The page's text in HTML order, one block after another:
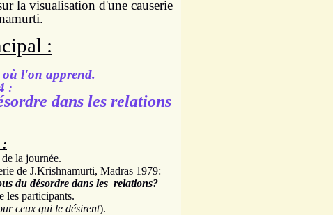
la visualisation d'une causerie
:
où l'on apprend.
:
dans les relations
:
la journée.
de J.Krishnamurti, Madras 1979:
du désordre dans les relations?
les participants.
ceux qui le désirent).